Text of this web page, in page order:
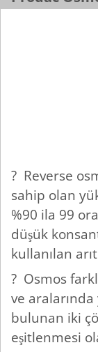
? Reverse
sahip olan
%90 ila 99
düşük
kullanılan
? Osmos
ve
bulunan iki
eşitlenmesi